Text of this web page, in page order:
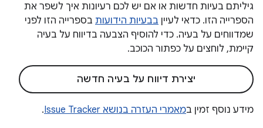
גיליתם בעיות חדשות או אם יש לכם רעיונות איך לשפר את
הספרייה הזו. כדאי לעיין בבעיות הידועות בספרייה הזו לפני
שמדווחים על בעיה. כדי להוסיף הצבעה בדיווח על בעיה
קיימת, לוחצים על כפתור הכוכב.
יצירת דיווח על בעיה חדשה
מידע נוסף זמין במאמרי העזרה בנושא Issue Tracker .